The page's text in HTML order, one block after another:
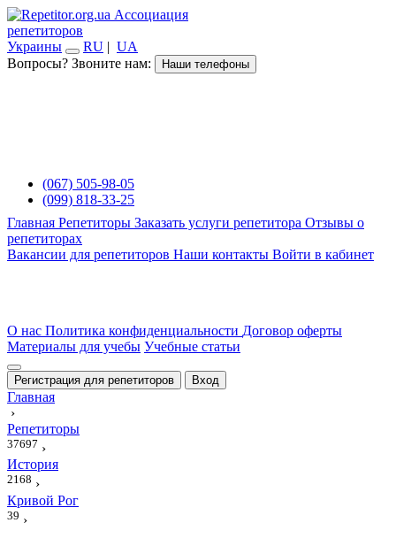
Ассоциация
репетиторов
Украины
RU | UA
Вопросы? Звоните нам:
Наши телефоны
(067) 505-98-05
(099) 818-33-25
Главная Репетиторы Заказать услуги репетитора Отзывы о
репетиторах
Вакансии для репетиторов Наши контакты Войти в кабинет
О нас Политика конфиденциальности Договор оферты
Материалы для учебы Учебные статьи
Регистрация для репетиторов Вход
Главная
›
Репетиторы
37697 ›
История
2168 ›
Кривой Рог
39 ›